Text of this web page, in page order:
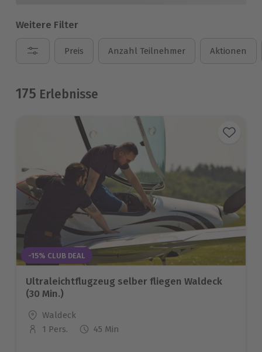
Weitere Filter
Preis Anzahl Teilnehmer Aktionen
175 Erlebnisse
-15% CLUB DEAL
Ultraleichtflugzeug selber fliegen Waldeck
(30 Min.)
Standort
Waldeck
Anzahl der Teilnehmer
1 Pers. 45 Min